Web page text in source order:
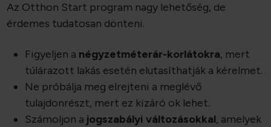
Az Otthon Start program nagy lehetőség, de
érdemes tudatosan dönteni.
Figyeljen a négyzetméterár-korlátokra, mert
túlárazott lakás esetén elutasíthatják a kérelmet.
Ne próbálja meg elrejteni a meglévő
tulajdonrészt, mert ez kizáró ok lehet.
Számoljon a jogszabályi változásokkal, amelyek